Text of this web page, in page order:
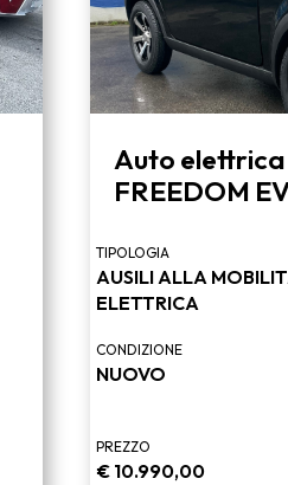
Auto
FREEDOM
TIPOLOGIA
AUSILI ALLA
ELETTRICA
CONDIZIONE
NUOVO
PREZZO
€ 10.990,00